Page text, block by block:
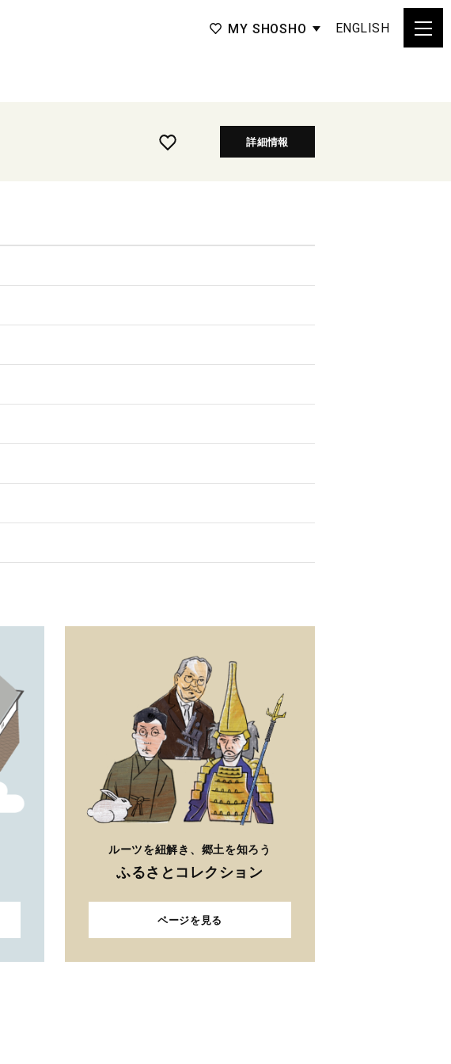
MY SHOSHO ENGLISH
詳細情報
ルーツを紐解き、郷土を知ろう
ふるさとコレクション
ページを見る